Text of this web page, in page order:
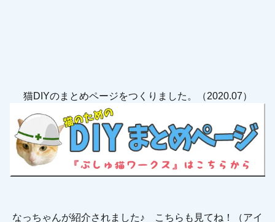
猫DIYのまとめページをつくりました。（2020.07）
なっちゃんが紹介されました♪ こちらも見てね！（アイ